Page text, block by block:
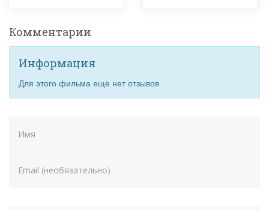
Комментарии
Информация
Для этого фильма еще нет отзывов